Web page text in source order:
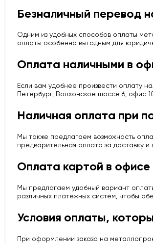
Безналичный перевод
Одним из удобных способов оплаты
оплаты особенно выгодным для
Оплата наличными в
Если вам удобнее произвести оплату
Петербург, Волхонское шоссе 6, офис
Наличная оплата при
Мы также предлагаем возможность
предварительная оплата за доставку
Оплата картой в офисе
Мы предлагаем удобный вариант
различных платежных систем, чтобы
Условия оплаты,
При оформлении заказа на